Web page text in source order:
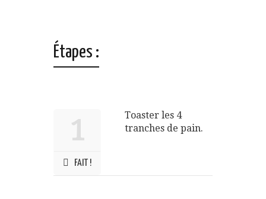
Étapes :
1
FAIT !
Toaster les 4
tranches de pain.